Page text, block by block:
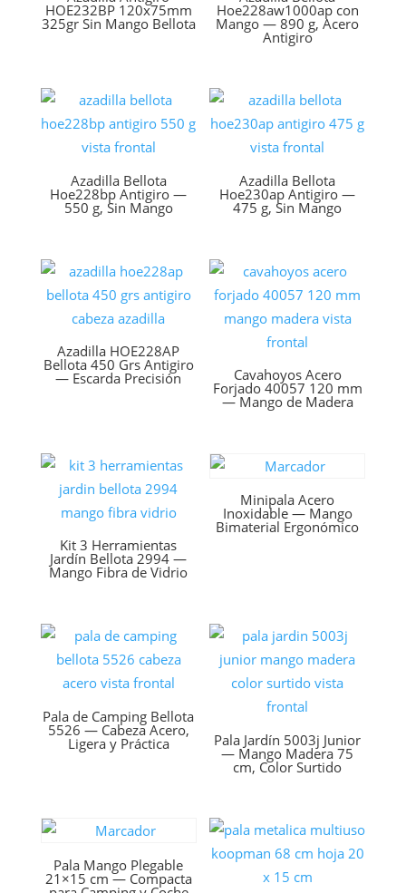
HOE232BP 120x75mm
325gr Sin Mango Bellota
Hoe228aw1000ap con
Mango — 890 g, Acero
Antigiro
Azadilla Bellota
Hoe228bp Antigiro —
550 g, Sin Mango
Azadilla Bellota
Hoe230ap Antigiro —
475 g, Sin Mango
Azadilla HOE228AP
Bellota 450 Grs Antigiro
— Escarda Precisión Cavahoyos Acero
Forjado 40057 120 mm
— Mango de Madera
Kit 3 Herramientas
Jardín Bellota 2994 —
Mango Fibra de Vidrio
Minipala Acero
Inoxidable — Mango
Bimaterial Ergonómico
Pala de Camping Bellota
5526 — Cabeza Acero,
Ligera y Práctica Pala Jardín 5003j Junior
— Mango Madera 75
cm, Color Surtido
Pala Mango Plegable
21×15 cm — Compacta